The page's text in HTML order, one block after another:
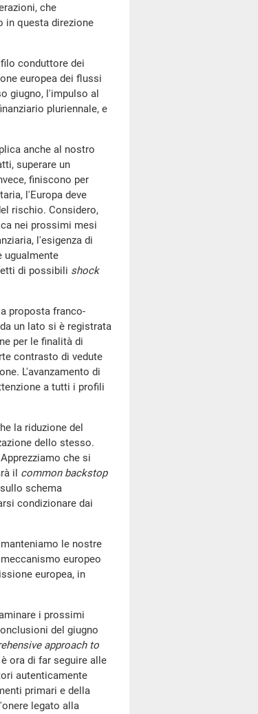
che
in questa direzione
conduttore dei
europea dei flussi
giugno, l'impulso al
pluriennale, e
anche al nostro
superare un
finiscono per
l'Europa deve
rischio. Considero,
nei prossimi mesi
l'esigenza di
ugualmente
di possibili shock
proposta franco-
un lato si è registrata
per le finalità di
contrasto di vedute
L'avanzamento di
a tutti i profili
la riduzione del
dello stesso.
che si
il common backstop
schema
condizionare dai
le nostre
europeo
europea, in
i prossimi
del giugno
approach to
ora di far seguire alle
autenticamente
primari e della
legato alla